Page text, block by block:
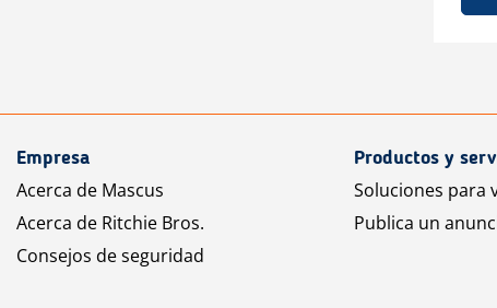
Empresa
Acerca de Mascus
Acerca de Ritchie Bros.
Consejos de seguridad
Productos y
Soluciones para
Publica un